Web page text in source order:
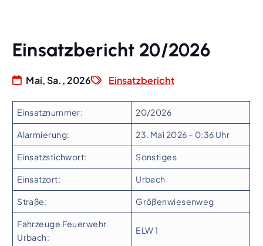
Einsatzbericht 20/2026
Mai, Sa., 2026 Einsatzbericht
Einsatznummer: 20/2026
Alarmierung: 23. Mai 2026 – 0:36 Uhr
Einsatzstichwort: Sonstiges
Einsatzort: Urbach
Straße: Größenwiesenweg
Fahrzeuge Feuerwehr
Urbach:
ELW 1